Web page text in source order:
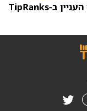
ראו את המניות החמות של בעלי העניין ב-TipRanks